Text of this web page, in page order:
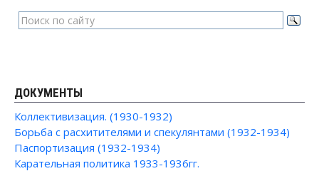
ДОКУМЕНТЫ
Коллективизация. (1930-1932)
Борьба с расхитителями и спекулянтами (1932-1934)
Паспортизация (1932-1934)
Карательная политика 1933-1936гг.